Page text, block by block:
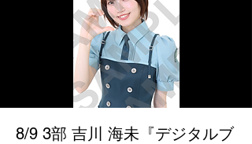
8/9 3部 吉川 海未『デジタルブ